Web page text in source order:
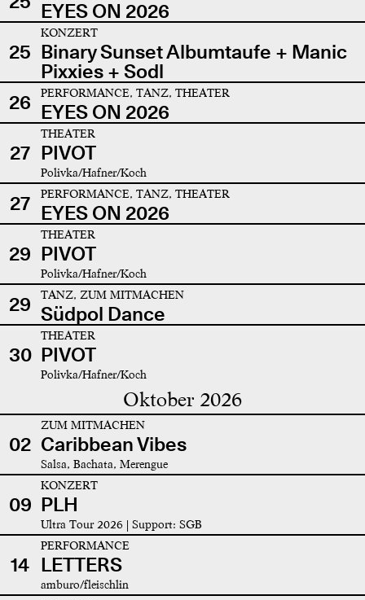
EYES ON 2026
25
KONZERT
Binary Sunset Albumtaufe + Manic
Pixxies + Sodl
26
PERFORMANCE, TANZ, THEATER
EYES ON 2026
27
THEATER
PIVOT
Polivka/Hafner/Koch
27 PERFORMANCE, TANZ, THEATER
EYES ON 2026
29
THEATER
PIVOT
Polivka/Hafner/Koch
29 TANZ, ZUM MITMACHEN
Südpol Dance
30
THEATER
PIVOT
Polivka/Hafner/Koch
Oktober 2026
02
ZUM MITMACHEN
Caribbean Vibes
Salsa, Bachata, Merengue
09
KONZERT
PLH
Ultra Tour 2026 | Support: SGB
14
PERFORMANCE
LETTERS
amburo/fleischlin